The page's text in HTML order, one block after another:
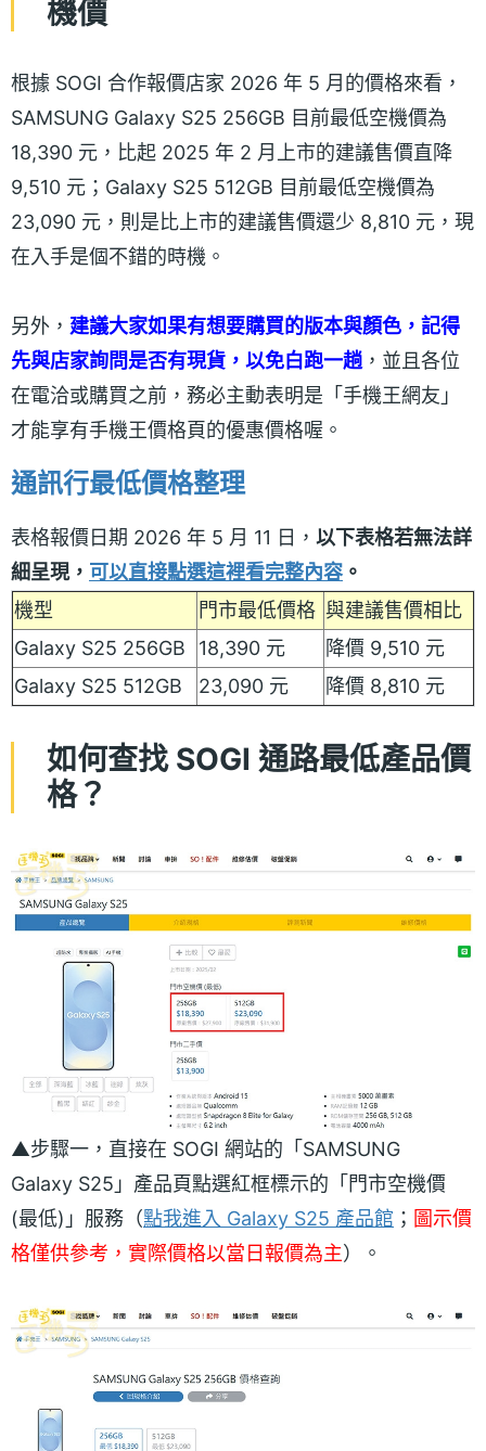
機價
根據 SOGI 合作報價店家 2026 年 5 月的價格來看，
SAMSUNG Galaxy S25 256GB 目前最低空機價為
18,390 元，比起 2025 年 2 月上市的建議售價直降
9,510 元；Galaxy S25 512GB 目前最低空機價為
23,090 元，則是比上市的建議售價還少 8,810 元，現
在入手是個不錯的時機。
另外， 建議大家如果有想要購買的版本與顏色，記得
先與店家詢問是否有現貨，以免白跑一趟 ，並且各位
在電洽或購買之前，務必主動表明是「手機王網友」
才能享有手機王價格頁的優惠價格喔。
通訊行最低價格整理
表格報價日期 2026 年 5 月 11 日， 以下表格若無法詳
細呈現， 可以直接點選這裡看完整內容 。
機型
門市最低價格 與建議售價相比
Galaxy S25 256GB
18,390 元
降價 9,510 元
Galaxy S25 512GB
23,090 元 降價 8,810 元
如何查找 SOGI 通路最低產品價
格？
▲步驟一，直接在 SOGI 網站的「SAMSUNG
Galaxy S25」產品頁點選紅框標示的「門市空機價
(最低)」服務（點我進入 Galaxy S25 產品館 ； 圖示價
格僅供參考，實際價格以當日報價為主）。